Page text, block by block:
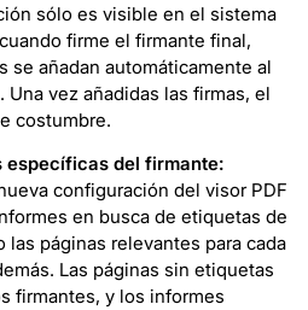
sólo es visible en el sistema
firme el firmante final,
se añadan automáticamente al
vez añadidas las firmas, el
costumbre.
específicas del firmante:
configuración del visor PDF
en busca de etiquetas de
páginas relevantes para cada
Las páginas sin etiquetas
firmantes, y los informes